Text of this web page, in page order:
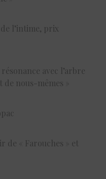
l’intime, prix
avec l’arbre
nous-mêmes »
de « Farouches » et